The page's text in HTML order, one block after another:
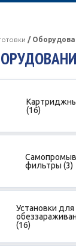
/
(16)
фильтры (3)
Установки для
(16)